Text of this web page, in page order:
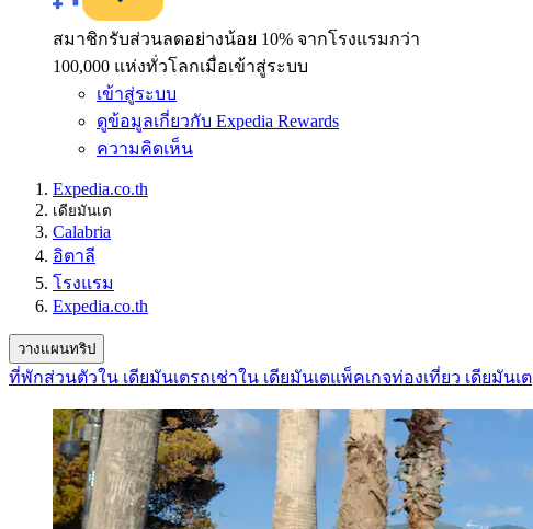
สมาชิกรับส่วนลดอย่างน้อย 10% จากโรงแรมกว่า
100,000 แห่งทั่วโลกเมื่อเข้าสู่ระบบ
เข้าสู่ระบบ
ดูข้อมูลเกี่ยวกับ Expedia Rewards
ความคิดเห็น
Expedia.co.th
เดียมันเต
Calabria
อิตาลี
โรงแรม
Expedia.co.th
วางแผนทริป
ที่พักส่วนตัวใน เดียมันเตรถเช่าใน เดียมันเตแพ็คเกจท่องเที่ยว เดียมันเต